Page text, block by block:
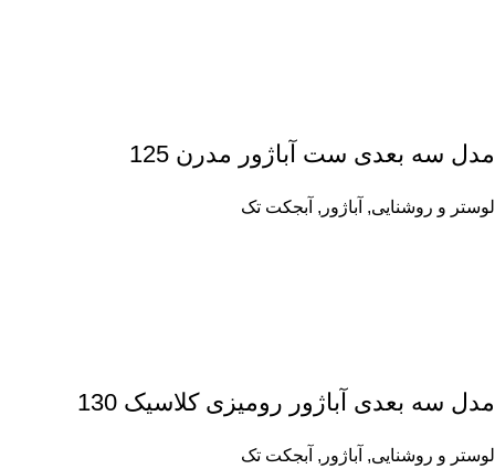
مدل سه بعدی ست آباژور مدرن 125
لوستر و روشنایی, آباژور , آبجکت تک
مدل سه بعدی آباژور رومیزی کلاسیک 130
لوستر و روشنایی, آباژور , آبجکت تک